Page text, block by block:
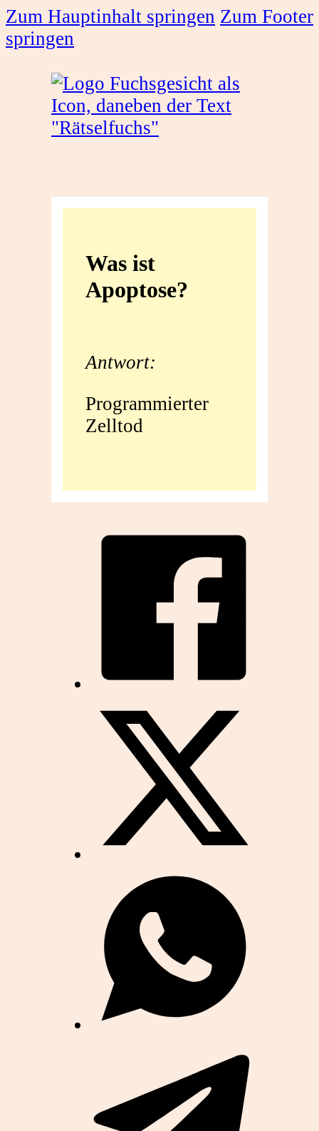
Zum Hauptinhalt springen Zum Footer
springen
Apoptose?
Was ist
Apoptose?
Antwort:
Programmierter
Zelltod